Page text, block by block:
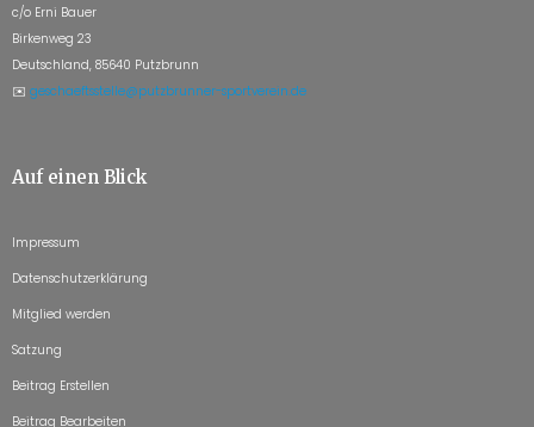
c/o Erni Bauer
Birkenweg 23
Deutschland, 85640 Putzbrunn
✉️ geschaeftsstelle@putzbrunner-sportverein.de
Auf einen Blick
Impressum
Datenschutzerklärung
Mitglied werden
Satzung
Beitrag Erstellen
Beitrag Bearbeiten